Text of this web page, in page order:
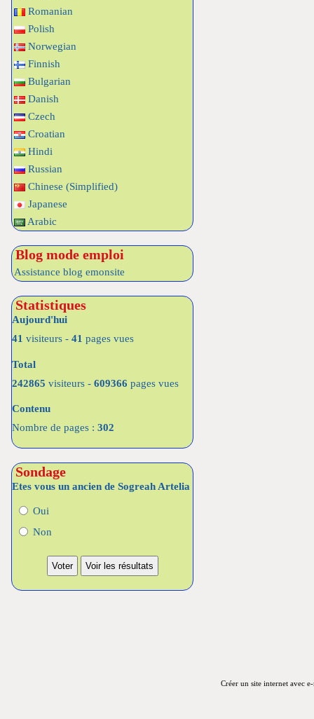
Romanian
Polish
Norwegian
Finnish
Bulgarian
Danish
Czech
Croatian
Hindi
Russian
Chinese (Simplified)
Japanese
Arabic
Blog mode emploi
Assistance blog emonsite
Statistiques
Aujourd'hui
41 visiteurs - 41 pages vues
Total
242865 visiteurs - 609366 pages vues
Contenu
Nombre de pages : 302
Sondage
Etes vous un ancien de Sogreah Artelia
Oui
Non
Créer un site internet avec